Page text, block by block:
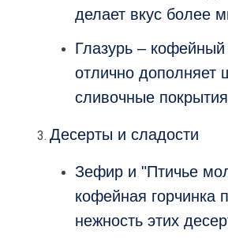
делает вкус более
Глазурь –
отлично дополняет
сливочные
Десерты и сладости
Зефир и "Птичье
кофейная горчинка
нежность этих